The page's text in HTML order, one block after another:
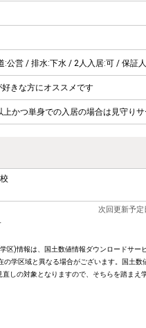
:公営 / 排水:下水 / 2人入居:可 / 保証
きな方にオススメです
かつ単身での入居の場合は見守り
次回更新予定
区)情報は、国土数値情報ダウンロードサ
学区域と異なる場合がございます。国土
しの対象となりますので、そちらを踏まえ